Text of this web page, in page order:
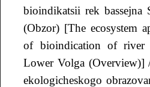
bioindikatsii rek
(Obzor) [The ecosystem
of bioindication of river
Lower Volga (Overview)]
ekologicheskogo